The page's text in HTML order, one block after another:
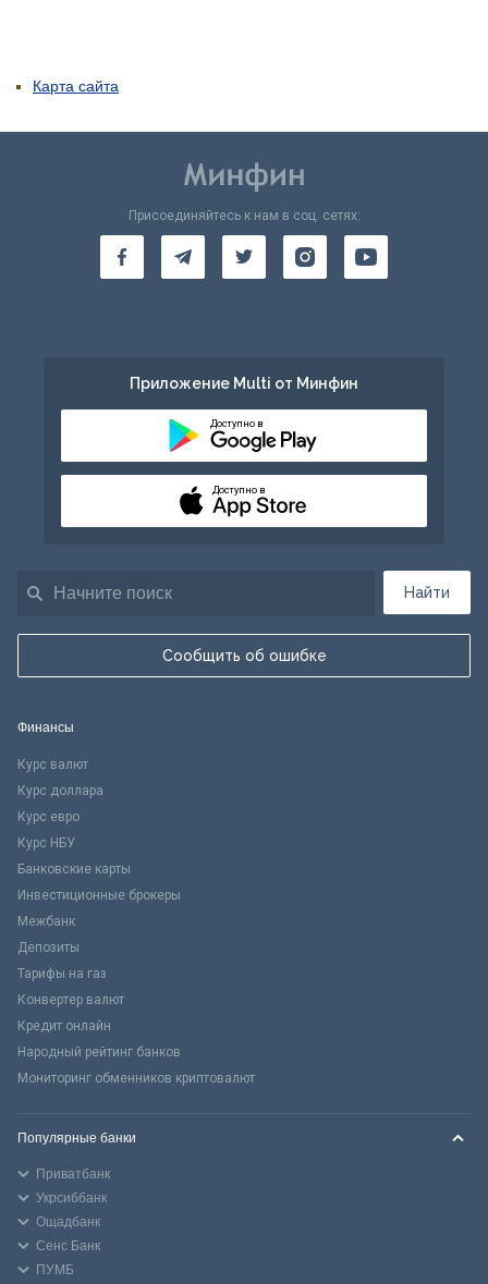
Карта сайта
Найти
Сообщить об ошибке
Присоединяйтесь к нам в соц. сетях:
Приложение Multi от Минфин
Доступно в
Доступно в
Финансы
Курс валют
Курс доллара
Курс евро
Курс НБУ
Банковские карты
Инвестиционные брокеры
Межбанк
Депозиты
Тарифы на газ
Конвертер валют
Кредит онлайн
Народный рейтинг банков
Мониторинг обменников криптовалют
Популярные банки
Приватбанк
Укрсиббанк
Ощадбанк
Сенс Банк
ПУМБ